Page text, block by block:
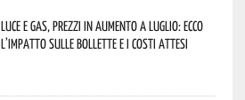
Luce e gas, prezzi in aumento a luglio: ecco
l’impatto sulle bollette e i costi attesi